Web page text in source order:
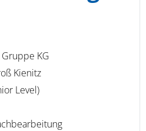
KG
Kienitz
Level)